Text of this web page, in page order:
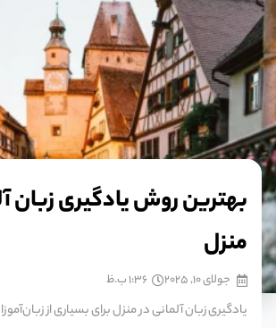
بهترین روش یادگیری زبان
منزل
جولای 10, 2025 1:36 ب.ظ
یادگیری زبان آلمانی در منزل برای بسیاری از